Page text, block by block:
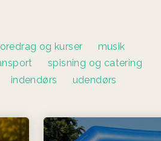
og kurser
musik
spisning og catering
indendørs udendørs